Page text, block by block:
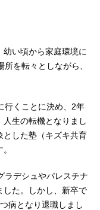
い頃から家庭環境に
を転々としながら、
行くことに決め、2年
生の転機となりまし
とした塾（キズキ共育
ラデシュやパレスチナ
した。しかし、新卒で
病となり退職しまし